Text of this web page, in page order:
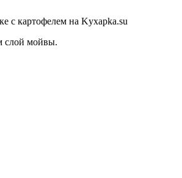
с картофелем на Kyxapka.su
слой мойвы.